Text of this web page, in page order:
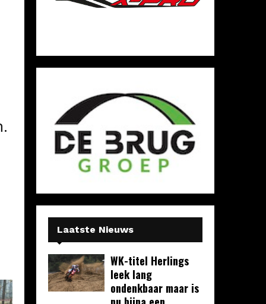
Laatste Nieuws
WK-titel Herlings
leek lang
ondenkbaar maar is